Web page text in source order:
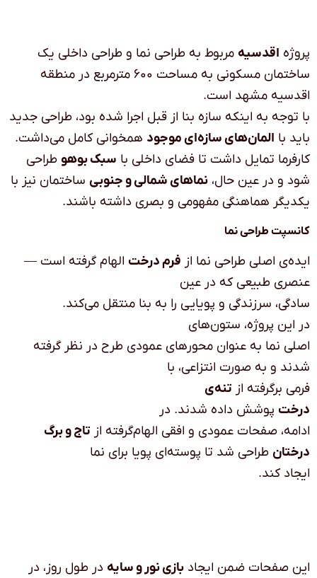
پروژه اقدسیه مربوط به طراحی نما و طراحی داخلی یک
ساختمان مسکونی به مساحت ۶۰۰ مترمربع در منطقه
اقدسیه مشهد است.
با توجه به اینکه سازه بنا از قبل اجرا شده بود، طراحی جدید
باید با المان‌های سازه‌ای موجود همخوانی کامل می‌داشت.
کارفرما تمایل داشت تا فضای داخلی با سبک بوهو طراحی
شود و در عین حال، نماهای شمالی و جنوبی ساختمان نیز با
یکدیگر هماهنگی مفهومی و بصری داشته باشند.
کانسپت طراحی نما
ایده‌ی اصلی طراحی نما از فرم درخت الهام گرفته است—
عنصری طبیعی که در عین
سادگی، سرزندگی و پویایی را به بنا منتقل می‌کند.
در این پروژه، ستون‌های
اصلی نما به عنوان محورهای عمودی طرح در نظر گرفته
شدند و به صورت انتزاعی، با
فرمی برگرفته از تنه‌ی
درخت پوشش داده شدند. در
ادامه، صفحات عمودی و افقی الهام‌گرفته از تاج و برگ
درختان طراحی شد تا پوسته‌ای پویا برای نما
ایجاد کند.
این صفحات ضمن ایجاد بازی نور و سایه در طول روز، در